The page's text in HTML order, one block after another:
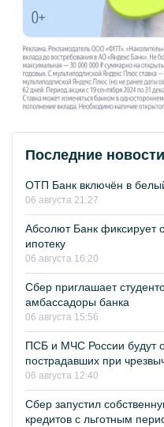
Последние новости
ОТП Банк включён в
06 августа 21:27
Абсолют Банк фиксирует
ипотеку
06 августа 16:20
Сбер приглашает
амбассадоры банка
06 августа 15:56
ПСБ и МЧС России будут
пострадавших при
06 августа 12:40
Сбер запустил
кредитов с льготным